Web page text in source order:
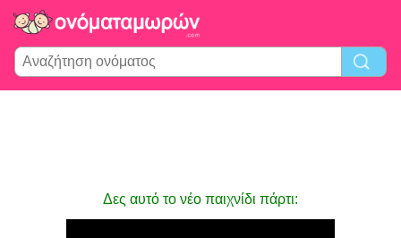
Δες αυτό το νέο παιχνίδι πάρτι: